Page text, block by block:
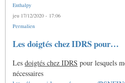
Enthalpy
jeu 17/12/2020 - 17:06
Permalien
Les doigtés chez IDRS pour…
Les doigtés chez IDRS pour lesquels
nécessaires